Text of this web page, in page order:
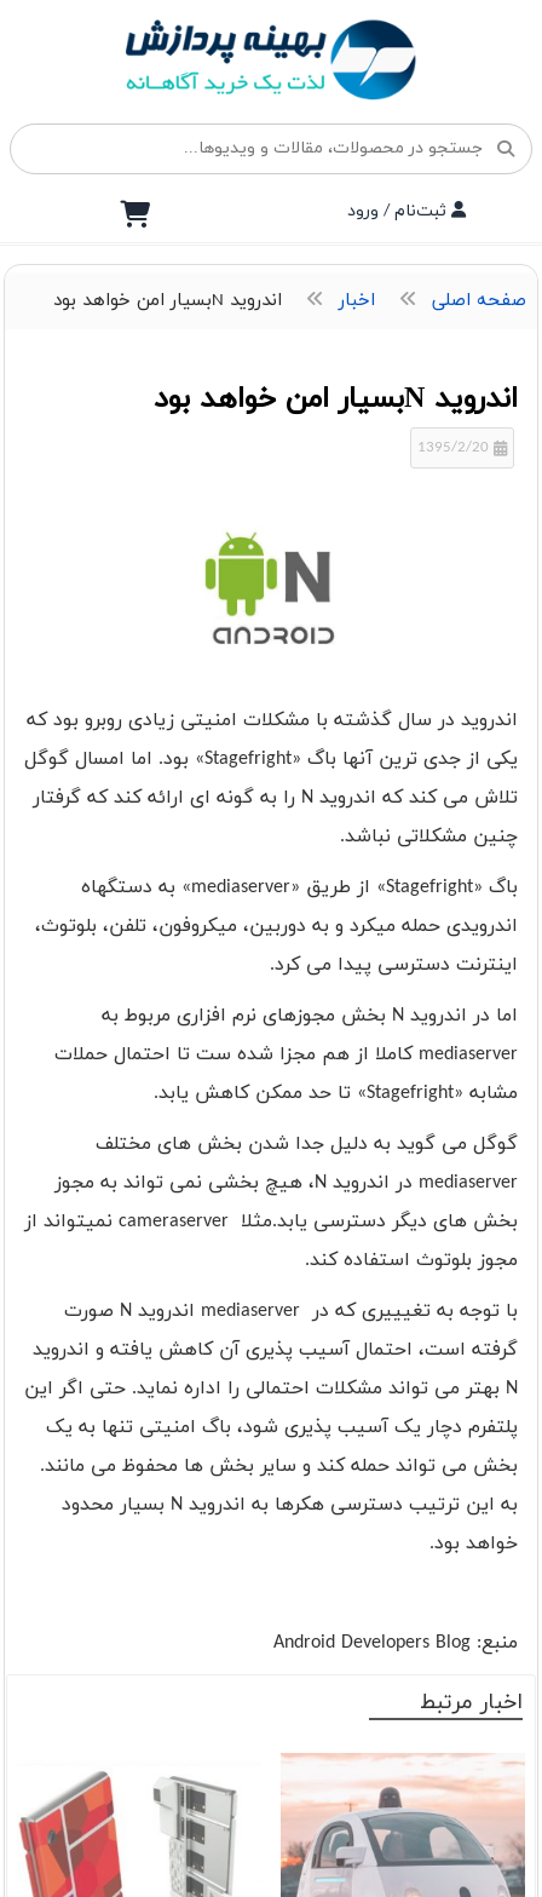
ثبت‌نام / ورود
صفحه اصلی اخبار اندروید Nبسیار امن خواهد بود
اندروید Nبسیار امن خواهد بود
اندروید در سال گذشته با مشکلات امنیتی زیادی روبرو بود که
یکی از جدی ترین آنها باگ «Stagefright» بود. اما امسال گوگل
تلاش می کند که اندروید N را به گونه ای ارائه کند که گرفتار
چنین مشکلاتی نباشد.
باگ «Stagefright» از طریق «mediaserver» به دستگهاه
اندرویدی حمله میکرد و به دوربین، میکروفون، تلفن، بلوتوث،
اینترنت دسترسی پیدا می کرد.
اما در اندروید N بخش مجوزهای نرم افزاری مربوط به
mediaserver کاملا از هم مجزا شده ست تا احتمال حملات
مشابه «Stagefright» تا حد ممکن کاهش یابد.
گوگل می گوید به دلیل جدا شدن بخش های مختلف
mediaserver در اندروید N، هیچ بخشی نمی تواند به مجوز
بخش های دیگر دسترسی یابد.مثلا cameraserver نمیتواند از
مجوز بلوتوث استفاده کند.
با توجه به تغیییری که در mediaserver اندروید N صورت
گرفته است، احتمال آسیب پذیری آن کاهش یافته و اندروید
N بهتر می تواند مشکلات احتمالی را اداره نماید. حتی اگر این
پلتفرم دچار یک آسیب پذیری شود، باگ امنیتی تنها به یک
بخش می تواند حمله کند و سایر بخش ها محفوظ می مانند.
به این ترتیب دسترسی هکرها به اندروید N بسیار محدود
خواهد بود.
منبع: Android Developers Blog
اخبار مرتبط